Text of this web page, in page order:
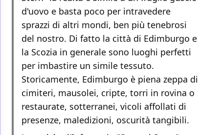
d'uovo e basta poco per intravedere
sprazzi di altri mondi, ben più tenebrosi
del nostro. Di fatto la città di Edimburgo e
la Scozia in generale sono luoghi perfetti
per imbastire un simile tessuto.
Storicamente, Edimburgo è piena zeppa di
cimiteri, mausolei, cripte, torri in rovina o
restaurate, sotterranei, vicoli affollati di
presenze, maledizioni, oscurità tangibili.